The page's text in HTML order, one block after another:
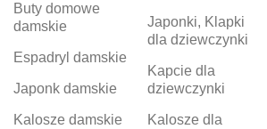
Buty domowe
damskie
Espadryl damskie
Japonk damskie
Kalosze damskie
Japonki, Klapki
dla dziewczynki
Kapcie dla
dziewczynki
Kalosze dla